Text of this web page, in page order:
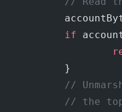
if
}
//
// the